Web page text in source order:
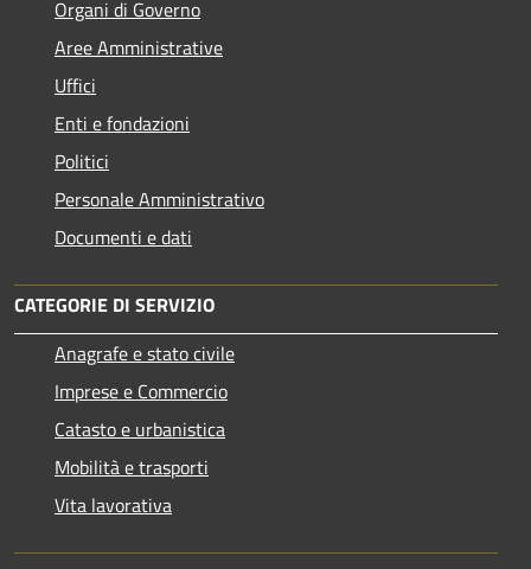
Organi di Governo
Aree Amministrative
Uffici
Enti e fondazioni
Politici
Personale Amministrativo
Documenti e dati
CATEGORIE DI SERVIZIO
Anagrafe e stato civile
Imprese e Commercio
Catasto e urbanistica
Mobilità e trasporti
Vita lavorativa